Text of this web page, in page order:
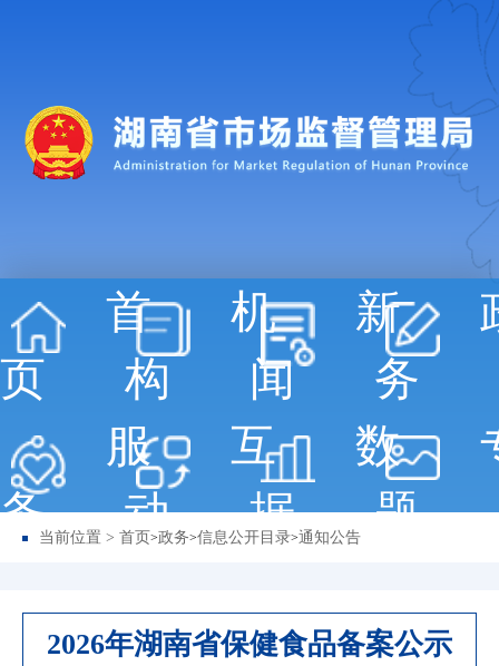
首
页
机
构
新
闻
务
服
务
互
动
数
据
题
当前位置 > 首页 >政务>信息公开目录>通知公告
2026年湖南省保健食品备案公示